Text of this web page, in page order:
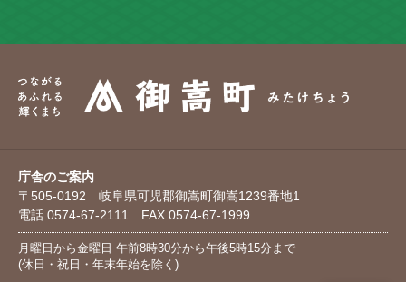
庁舎のご案内
〒505-0192 岐阜県可児郡御嵩町御嵩1239番地1
電話 0574-67-2111 FAX 0574-67-1999
月曜日から金曜日 午前8時30分から午後5時15分まで
(休日・祝日・年末年始を除く)